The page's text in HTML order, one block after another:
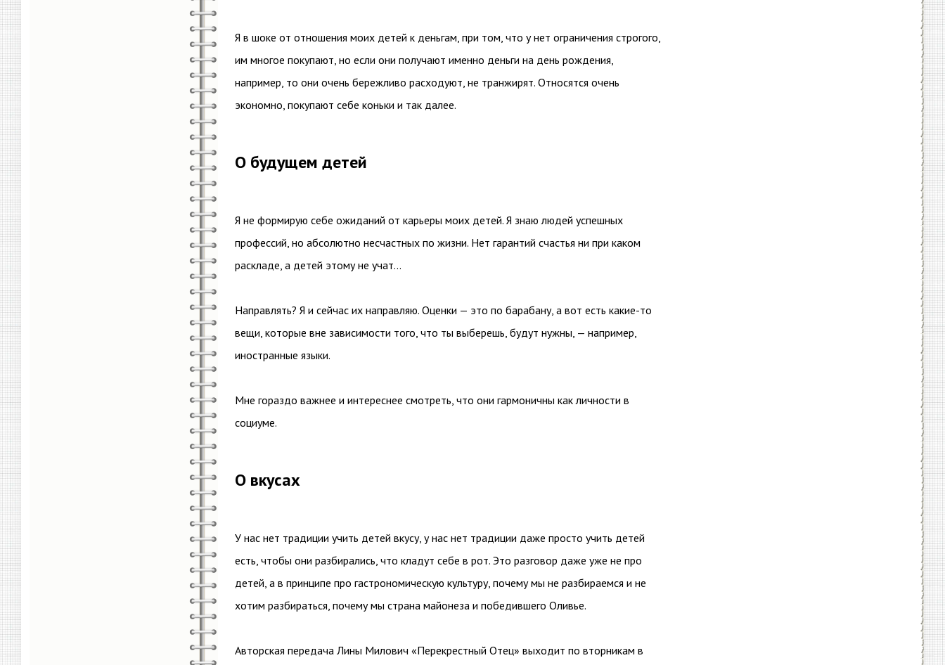
Я в шоке от отношения моих детей к деньгам, при том, что у нет ограничения строгого,
им многое покупают, но если они получают именно деньги на день рождения,
например, то они очень бережливо расходуют, не транжирят. Относятся очень
экономно, покупают себе коньки и так далее.
О будущем детей
Я не формирую себе ожиданий от карьеры моих детей. Я знаю людей успешных
профессий, но абсолютно несчастных по жизни. Нет гарантий счастья ни при каком
раскладе, а детей этому не учат…
Направлять? Я и сейчас их направляю. Оценки — это по барабану, а вот есть какие-то
вещи, которые вне зависимости того, что ты выберешь, будут нужны, — например,
иностранные языки.
Мне гораздо важнее и интереснее смотреть, что они гармоничны как личности в
социуме.
О вкусах
У нас нет традиции учить детей вкусу, у нас нет традиции даже просто учить детей
есть, чтобы они разбирались, что кладут себе в рот. Это разговор даже уже не про
детей, а в принципе про гастрономическую культуру, почему мы не разбираемся и не
хотим разбираться, почему мы страна майонеза и победившего Оливье.
Авторская передача Лины Милович «Перекрестный Отец» выходит по вторникам в